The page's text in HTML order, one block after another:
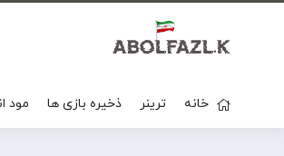
خانه ترینر ذخیره بازی ها مود